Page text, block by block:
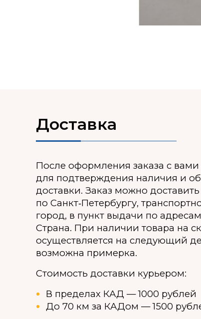
Доставка
После оформления заказа с вами
для подтверждения наличия и
доставки. Заказ можно
по Санкт‑Петербургу,
город, в пункт выдачи по
Страна. При наличии товара на
осуществляется на следующий
возможна примерка.
Стоимость доставки курьером:
В пределах КАД — 1000 рублей
До 70 км за КАДом — 1500